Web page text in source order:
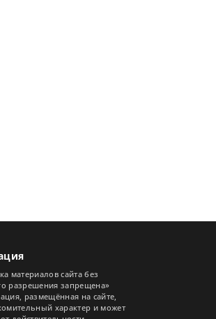
материалов сайта без
разрешения запрещена»
размещённая на сайте,
характер и может